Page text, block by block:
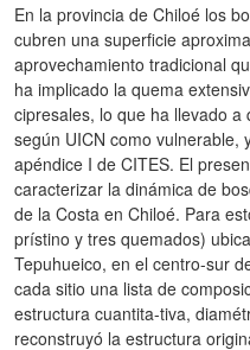
En la provincia de Chiloé los
cubren una superficie
aprovechamiento tradicional
ha implicado la quema
cipresales, lo que ha llevado a
según UICN como vulnerable,
apéndice I de CITES. El
caracterizar la dinámica de
de la Costa en Chiloé. Para
prístino y tres quemados)
Tepuhueico, en el centro-sur
cada sitio una lista de
estructura cuantita-tiva,
reconstruyó la estructura